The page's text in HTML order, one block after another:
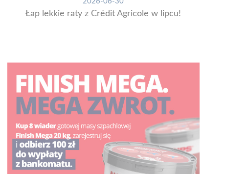
Łap lekkie raty z Crédit Agricole w lipcu!